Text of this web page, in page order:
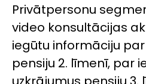
Privātpersonu
video konsultācijas
iegūtu informāciju
pensiju 2. līmenī, par